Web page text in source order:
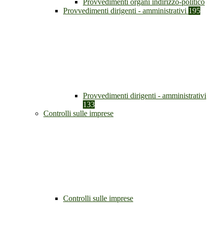
Provvedimenti organi indirizzo-politico
Provvedimenti dirigenti - amministrativi 195
Provvedimenti dirigenti - amministrativi
133
Controlli sulle imprese
Controlli sulle imprese